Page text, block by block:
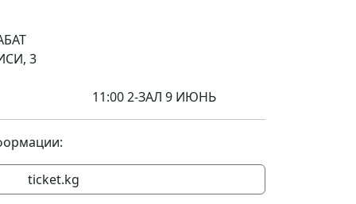
ПРОСПЕКТИСИ, 3
9 ИЮНЬ
ticket.kg